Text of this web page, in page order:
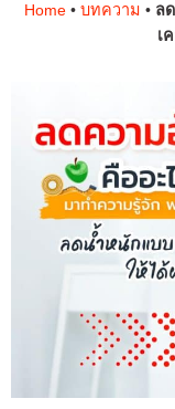
Home• บทความ • ล
เ